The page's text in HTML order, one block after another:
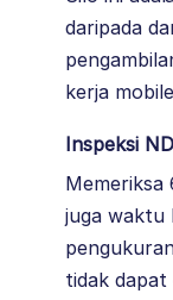
daripada
kerja
Inspeksi
Memeriksa
juga waktu
tidak